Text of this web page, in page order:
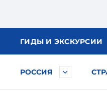
ГИДЫ И ЭКСКУРСИИ
РОССИЯ